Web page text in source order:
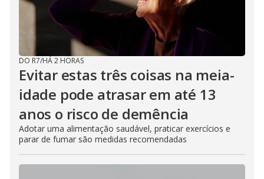
DO R7/HÁ 2 HORAS
Evitar estas três coisas na meia-
idade pode atrasar em até 13
anos o risco de demência
Adotar uma alimentação saudável, praticar exercícios e
parar de fumar são medidas recomendadas